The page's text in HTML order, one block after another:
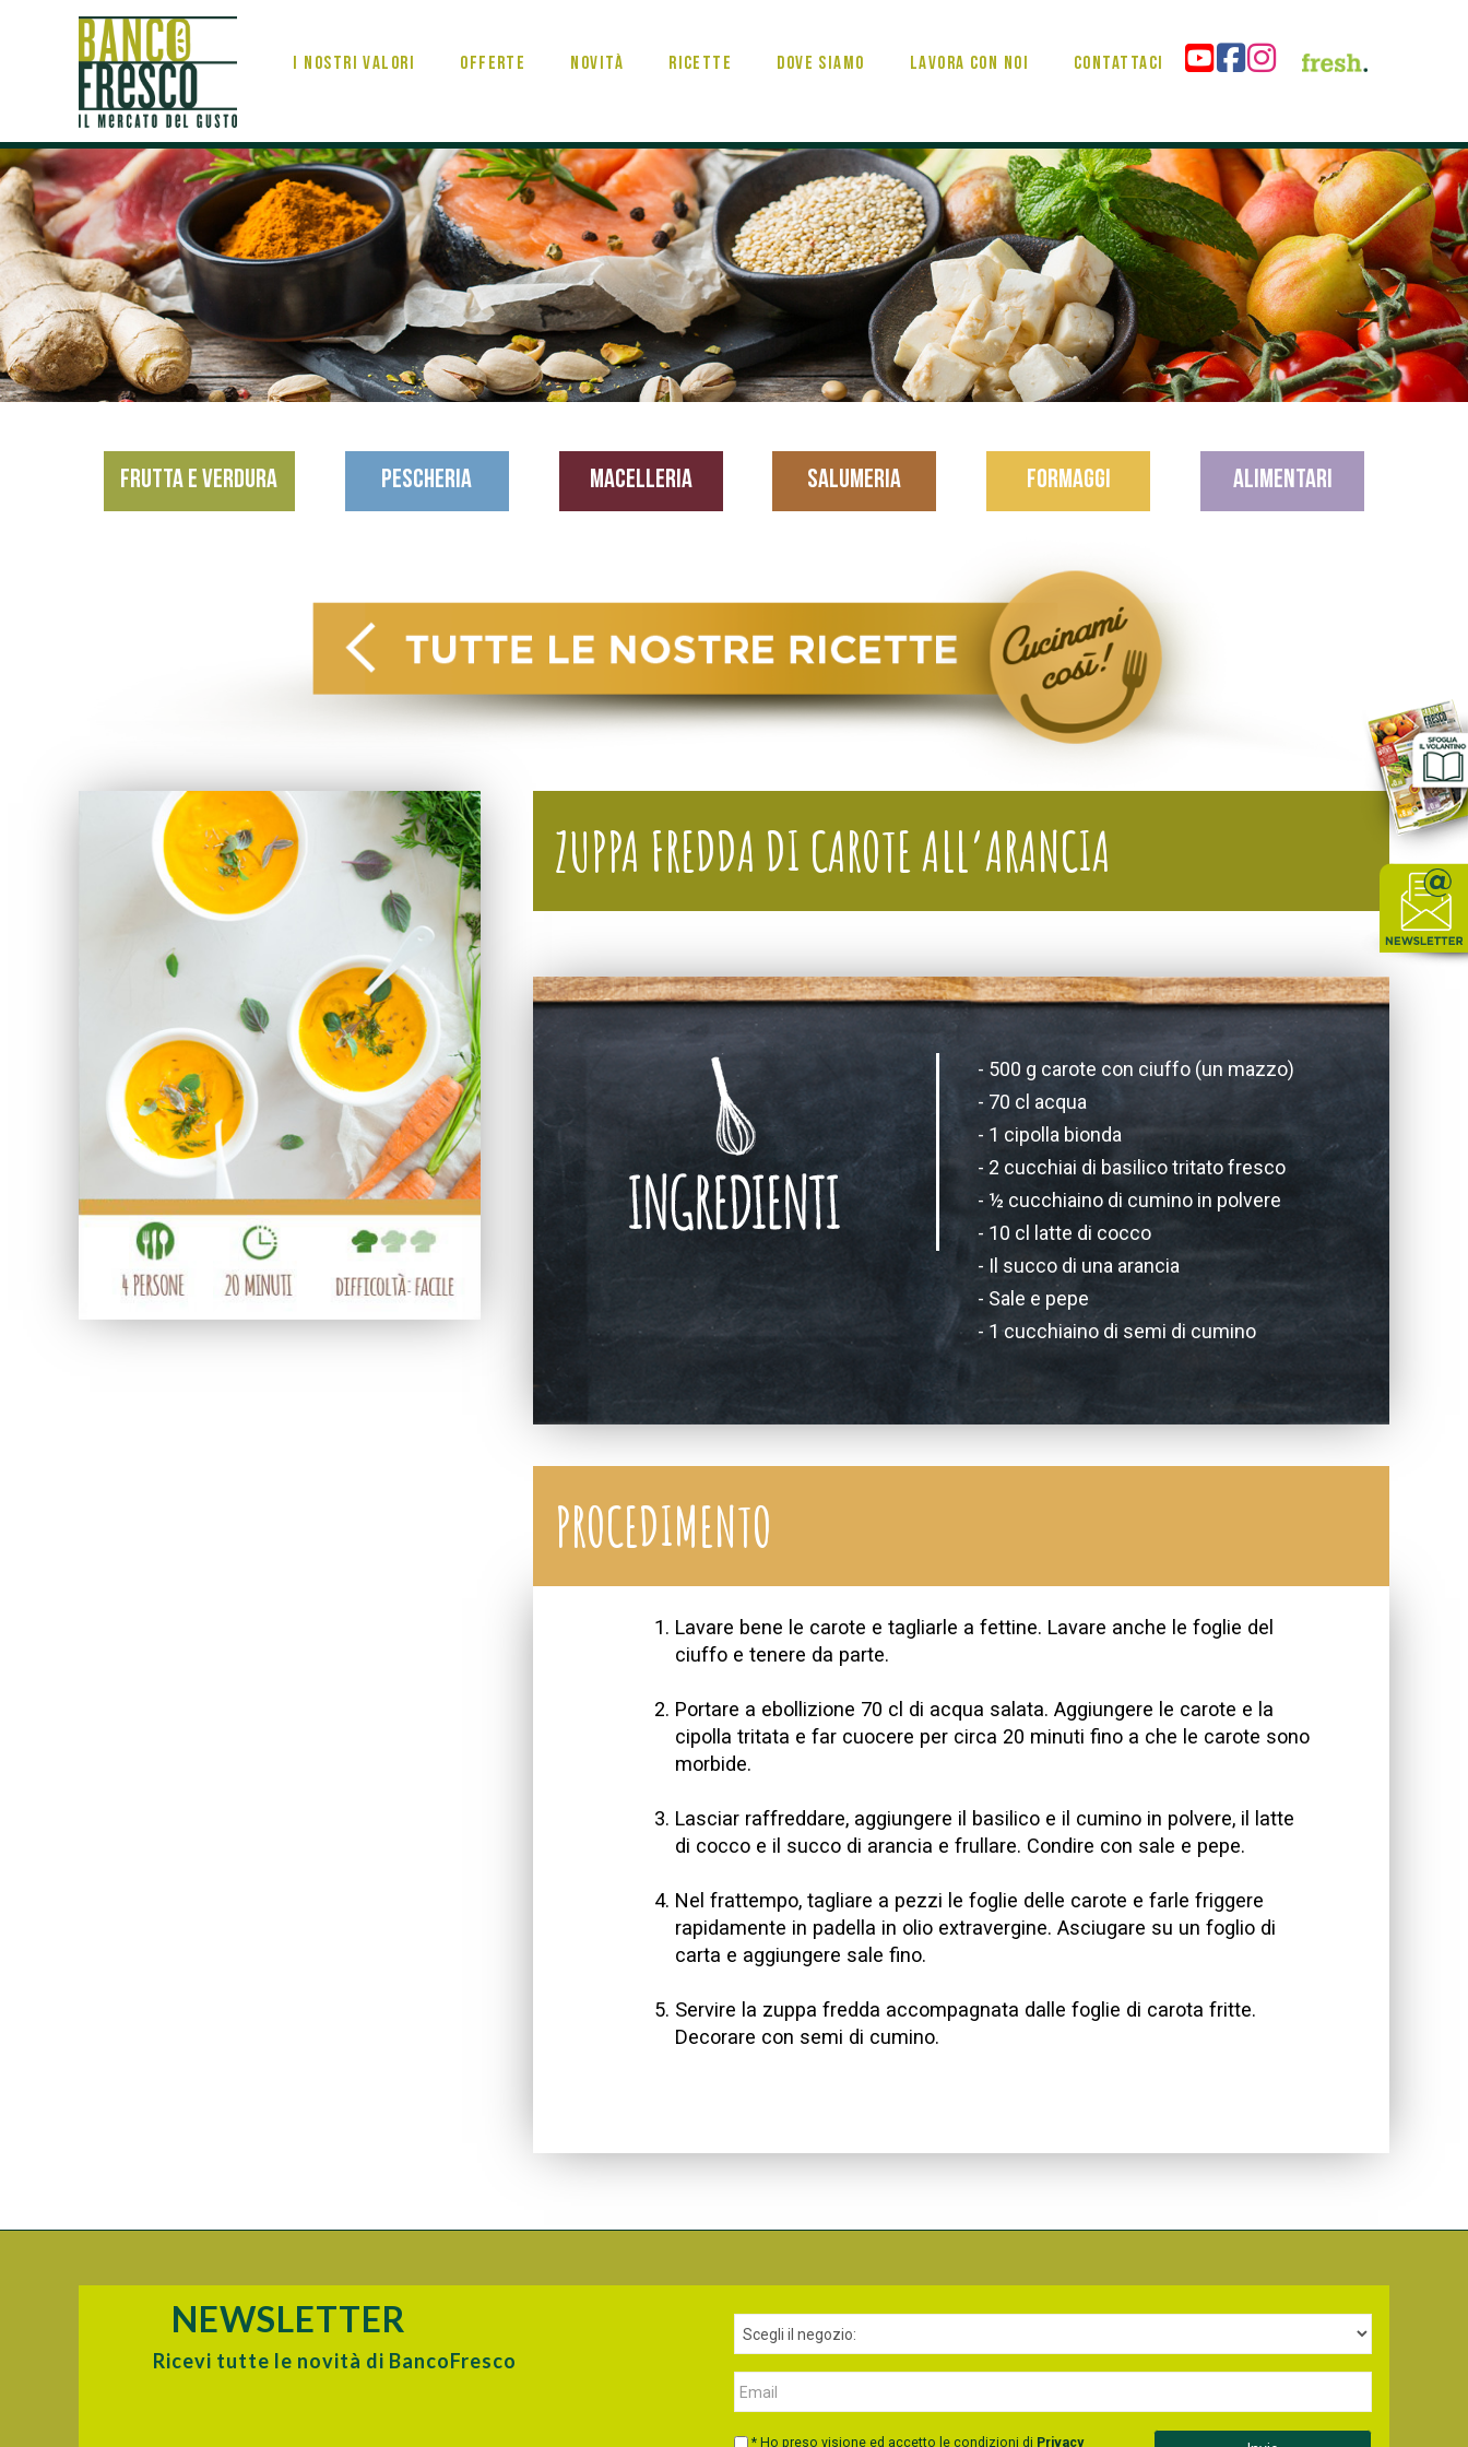
I nostri valori Offerte Novità Ricette Dove Siamo Lavora con noi Contattaci
FRUTTA E VERDURA PESCHERIA MACELLERIA SALUMERIA FORMAGGI ALIMENTARI
ZUPPA FREDDA DI CAROTE ALL’ARANCIA
500 g carote con ciuffo (un mazzo)
70 cl acqua
1 cipolla bionda
2 cucchiai di basilico tritato fresco
½ cucchiaino di cumino in polvere
10 cl latte di cocco
Il succo di una arancia
Sale e pepe
1 cucchiaino di semi di cumino
PROCEDIMENTO
Lavare bene le carote e tagliarle a fettine. Lavare anche le foglie del
ciuffo e tenere da parte.
Portare a ebollizione 70 cl di acqua salata. Aggiungere le carote e la
cipolla tritata e far cuocere per circa 20 minuti fino a che le carote sono
morbide.
Lasciar raffreddare, aggiungere il basilico e il cumino in polvere, il latte
di cocco e il succo di arancia e frullare. Condire con sale e pepe.
Nel frattempo, tagliare a pezzi le foglie delle carote e farle friggere
rapidamente in padella in olio extravergine. Asciugare su un foglio di
carta e aggiungere sale fino.
Servire la zuppa fredda accompagnata dalle foglie di carota fritte.
Decorare con semi di cumino.
NEWSLETTER
Ricevi tutte le novità di BancoFresco
* Ho preso visione ed accetto le condizioni di Privacy